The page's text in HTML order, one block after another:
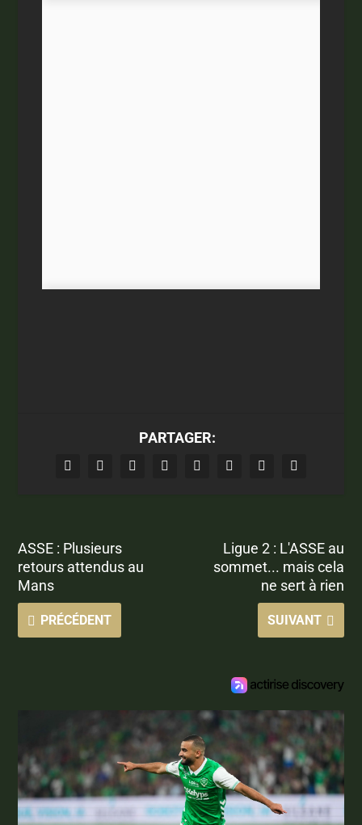
PARTAGER:
ASSE : Plusieurs
retours attendus au
Mans
PRÉCÉDENT
Ligue 2 : L'ASSE au
sommet... mais cela
ne sert à rien
SUIVANT